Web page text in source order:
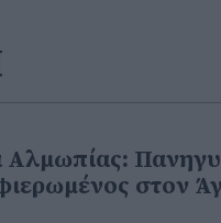
Αλμωπίας:
στον